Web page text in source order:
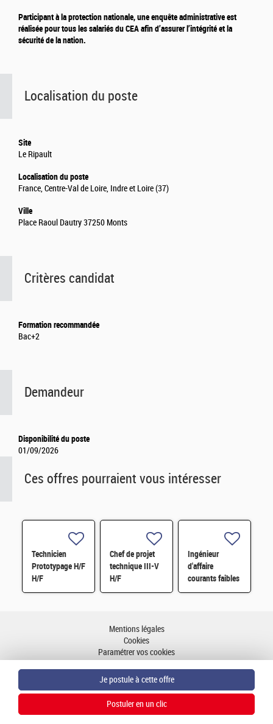
Participant à la protection nationale, une enquête administrative est
réalisée pour tous les salariés du CEA afin d’assurer l’intégrité et la
sécurité de la nation.
Localisation du poste
Site
Le Ripault
Localisation du poste
France, Centre-Val de Loire, Indre et Loire (37)
Ville
Place Raoul Dautry 37250 Monts
Critères candidat
Formation recommandée
Bac+2
Demandeur
Disponibilité du poste
01/09/2026
Ces offres pourraient vous intéresser
Technicien
Prototypage H/F
H/F
Chef de projet
technique III-V
H/F
Ingénieur
d'affaire
courants faibles
de sécurité H/F
Mentions légales
Cookies
Paramétrer vos cookies
Plan du site
Aller en haut